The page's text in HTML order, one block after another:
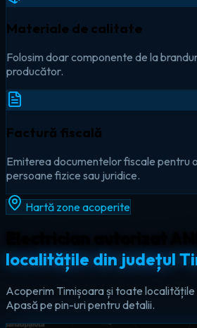
Materiale de calitate
Folosim doar componente de la
producător.
Factură fiscală
Emiterea documentelor fiscale pentru
persoane fizice sau juridice.
Hartă zone acoperite
localitățile din județul
Acoperim Timișoara și toate localitățile
Apasă pe pin-uri pentru detalii.